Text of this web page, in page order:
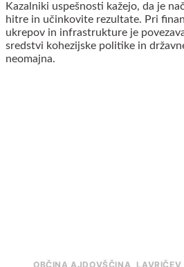
Kazalniki uspešnosti kažejo, da je
hitre in učinkovite rezultate. Pri
ukrepov in infrastrukture je
sredstvi kohezijske politike in
neomajna.
OBČINA AJDOVŠČINA, LAVRIČEV